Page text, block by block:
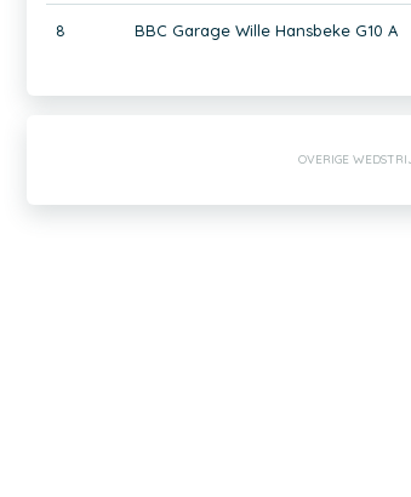
8 BBC Garage Wille Hansbeke G10 A
OVERIGE